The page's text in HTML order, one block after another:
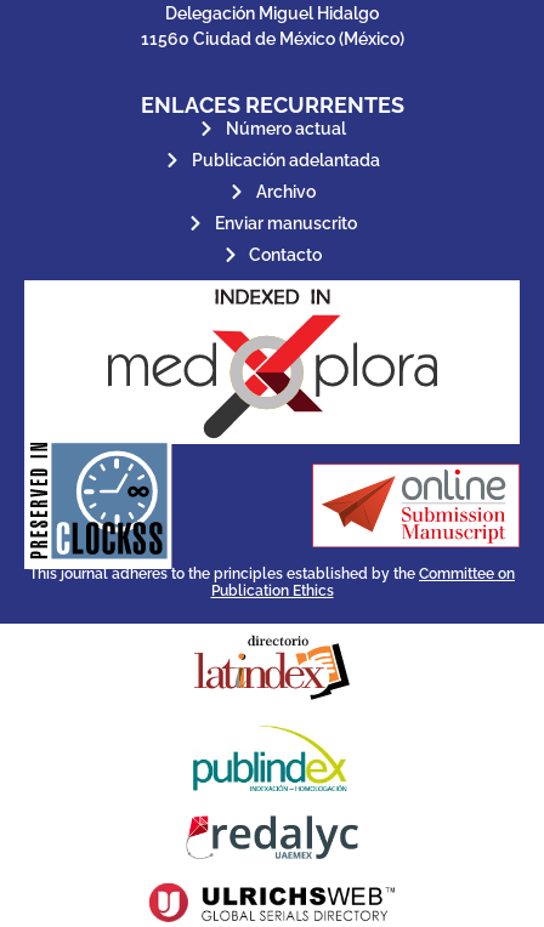
Delegación Miguel Hidalgo
11560 Ciudad de México (México)
ENLACES RECURRENTES
Número actual
Publicación adelantada
Archivo
Enviar manuscrito
Contacto
CLOCKSS is a dak archive that
ensures the long-term survival
of web-based scholary
publications, governed by and
for its stakeholders.
This journal adheres to the principles established by the Committee on
Publication Ethics